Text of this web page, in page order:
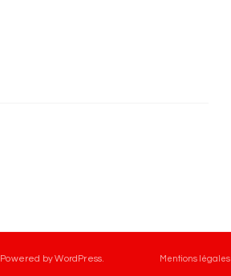
Powered byWordPress Mentions légales